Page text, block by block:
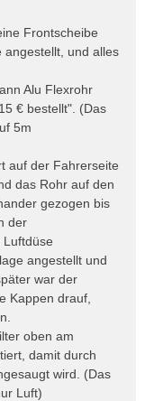
Frontscheibe
angestellt, und alles
Alu Flexrohr
€ bestellt". (Das
5m
auf der Fahrerseite
das Rohr auf den
gezogen bis
der
angestellt und
war der
Kappen drauf,
oben am
damit durch
wird. (Das
Luft)